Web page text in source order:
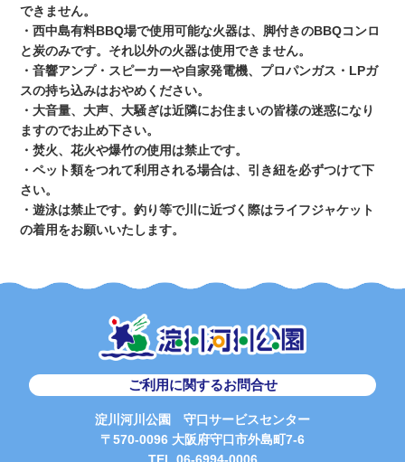
できません。
・西中島有料BBQ場で使用可能な火器は、脚付きのBBQコンロ
と炭のみです。それ以外の火器は使用できません。
・音響アンプ・スピーカーや自家発電機、プロパンガス・LPガ
スの持ち込みはおやめください。
・大音量、大声、大騒ぎは近隣にお住まいの皆様の迷惑になり
ますのでお止め下さい。
・焚火、花火や爆竹の使用は禁止です。
・ペット類をつれて利用される場合は、引き紐を必ずつけて下
さい。
・遊泳は禁止です。釣り等で川に近づく際はライフジャケット
の着用をお願いいたします。
ご利用に関するお問合せ
淀川河川公園 守口サービスセンター
〒570-0096 大阪府守口市外島町7-6
TEL 06-6994-0006